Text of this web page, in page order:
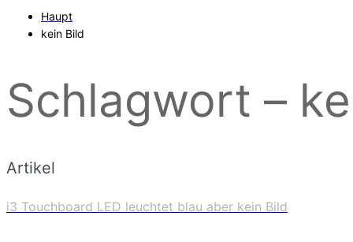
Haupt
kein Bild
Schlagwort –
Artikel
i3 Touchboard LED leuchtet blau aber kein Bild